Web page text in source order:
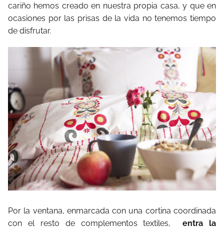
cariño hemos creado en nuestra propia casa, y que en
ocasiones por las prisas de la vida no tenemos tiempo
de disfrutar.
Por la ventana, enmarcada con una cortina coordinada
con el resto de complementos textiles,
entra la